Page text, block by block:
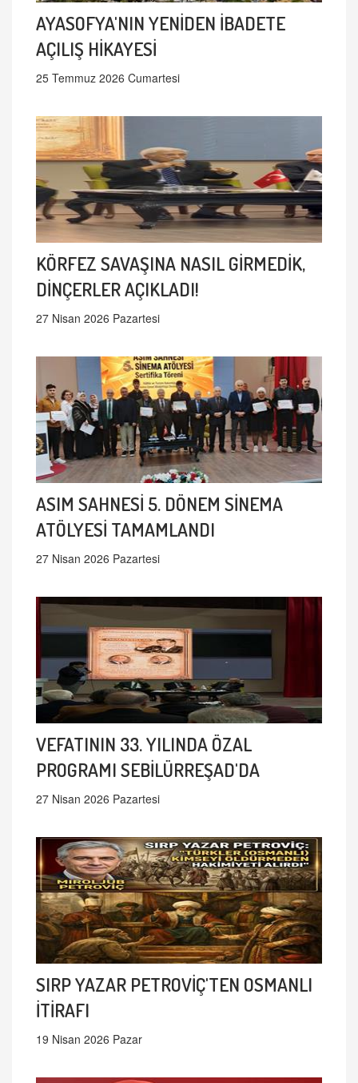
AYASOFYA'NIN YENİDEN İBADETE
AÇILIŞ HİKAYESİ
25 Temmuz 2026 Cumartesi
KÖRFEZ SAVAŞINA NASIL GİRMEDİK,
DİNÇERLER AÇIKLADI!
27 Nisan 2026 Pazartesi
ASIM SAHNESİ 5. DÖNEM SİNEMA
ATÖLYESİ TAMAMLANDI
27 Nisan 2026 Pazartesi
VEFATININ 33. YILINDA ÖZAL
PROGRAMI SEBİLÜRREŞAD'DA
27 Nisan 2026 Pazartesi
SIRP YAZAR PETROVİÇ'TEN OSMANLI
İTİRAFI
19 Nisan 2026 Pazar